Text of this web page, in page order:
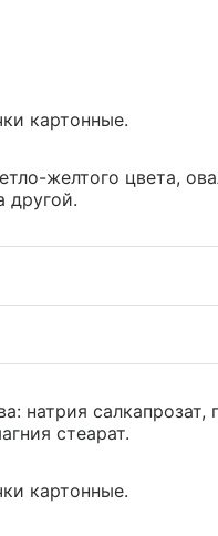
картонные.
желтого цвета,
другой.
натрия
стеарат.
картонные.